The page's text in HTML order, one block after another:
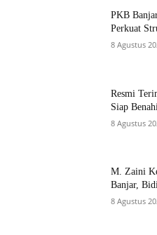
PKB
Perkuat
8 Agustus
Resmi
Siap
8 Agustus
M. Zaini
Banjar,
8 Agustus